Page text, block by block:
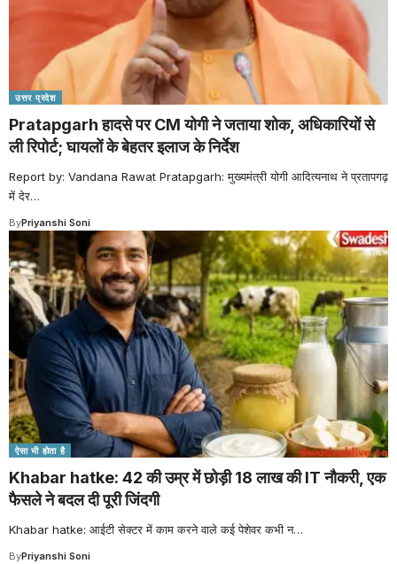
उत्तर प्रदेश
Pratapgarh हादसे पर CM योगी ने जताया शोक, अधिकारियों से
ली रिपोर्ट; घायलों के बेहतर इलाज के निर्देश
Report by: Vandana Rawat Pratapgarh: मुख्यमंत्री योगी आदित्यनाथ ने प्रतापगढ़
में देर…
ByPriyanshi Soni
ऐसा भी होता है
Khabar hatke: 42 की उम्र में छोड़ी 18 लाख की IT नौकरी, एक
फैसले ने बदल दी पूरी जिंदगी
Khabar hatke: आईटी सेक्टर में काम करने वाले कई पेशेवर कभी न…
ByPriyanshi Soni